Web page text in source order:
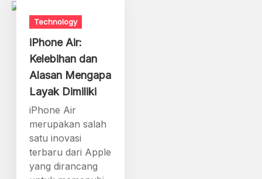
Technology
iPhone Air:
Kelebihan dan
Alasan Mengapa
Layak Dimiliki
iPhone Air
merupakan salah
satu inovasi
terbaru dari Apple
yang dirancang